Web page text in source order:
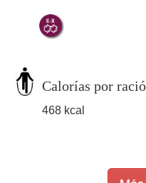
Calorías por
468 kcal